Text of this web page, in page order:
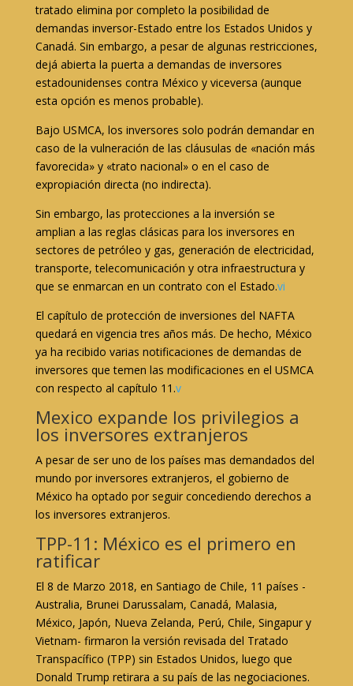
tratado elimina por completo la posibilidad de
demandas inversor-Estado entre los Estados Unidos y
Canadá. Sin embargo, a pesar de algunas restricciones,
dejá abierta la puerta a demandas de inversores
estadounidenses contra México y viceversa (aunque
esta opción es menos probable).
Bajo USMCA, los inversores solo podrán demandar en
caso de la vulneración de las cláusulas de «nación más
favorecida» y «trato nacional» o en el caso de
expropiación directa (no indirecta).
Sin embargo, las protecciones a la inversión se
amplian a las reglas clásicas para los inversores en
sectores de petróleo y gas, generación de electricidad,
transporte, telecomunicación y otra infraestructura y
que se enmarcan en un contrato con el Estado.vi
El capítulo de protección de inversiones del NAFTA
quedará en vigencia tres años más. De hecho, México
ya ha recibido varias notificaciones de demandas de
inversores que temen las modificaciones en el USMCA
con respecto al capítulo 11.v
Mexico expande los privilegios a
los inversores extranjeros
A pesar de ser uno de los países mas demandados del
mundo por inversores extranjeros, el gobierno de
México ha optado por seguir concediendo derechos a
los inversores extranjeros.
TPP-11: México es el primero en
ratificar
El 8 de Marzo 2018, en Santiago de Chile, 11 países -
Australia, Brunei Darussalam, Canadá, Malasia,
México, Japón, Nueva Zelanda, Perú, Chile, Singapur y
Vietnam- firmaron la versión revisada del Tratado
Transpacífico (TPP) sin Estados Unidos, luego que
Donald Trump retirara a su país de las negociaciones.